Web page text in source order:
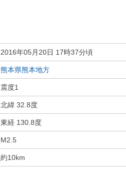
2016年05月20日 17時37分頃
熊本県熊本地方
震度1
北緯 32.8度
東経 130.8度
M2.5
約10km